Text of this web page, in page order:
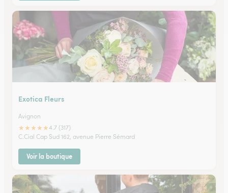
Exotica Fleurs
Avignon
★★★★★4.7 (317)
C.Cial Cap Sud 162, avenue Pierre Sémard
Voir la boutique